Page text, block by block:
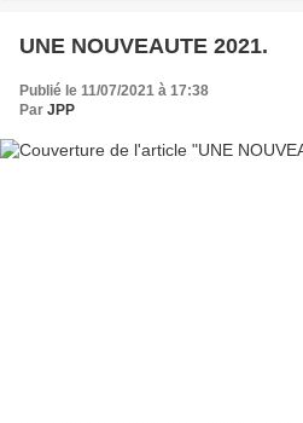
UNE NOUVEAUTE 2021.
Publié le 11/07/2021 à 17:38
Par JPP